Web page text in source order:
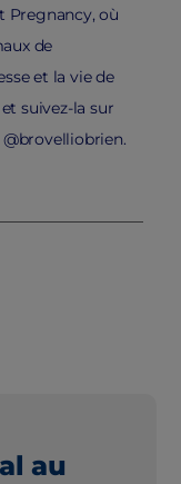
Pregnancy, où
de
et la vie de
suivez-la sur
au